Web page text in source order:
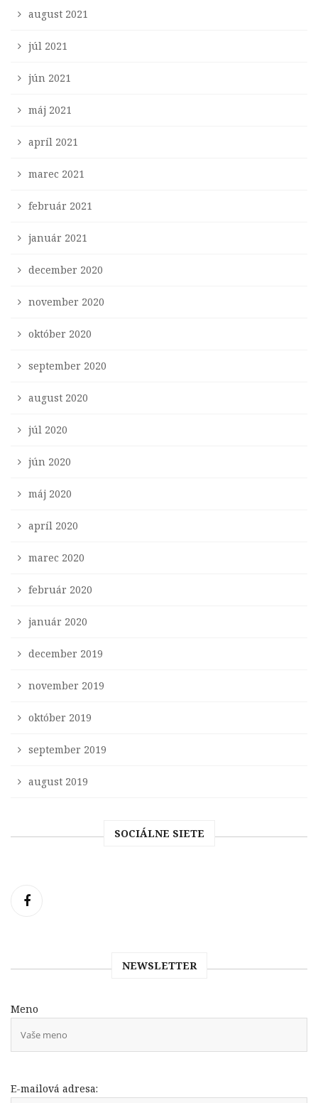
august 2021
júl 2021
jún 2021
máj 2021
apríl 2021
marec 2021
február 2021
január 2021
december 2020
november 2020
október 2020
september 2020
august 2020
júl 2020
jún 2020
máj 2020
apríl 2020
marec 2020
február 2020
január 2020
december 2019
november 2019
október 2019
september 2019
august 2019
SOCIÁLNE SIETE
NEWSLETTER
Meno
E-mailová adresa: